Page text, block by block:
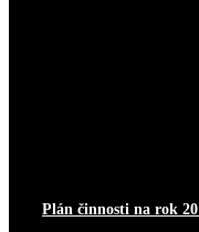
Plán činnosti na rok